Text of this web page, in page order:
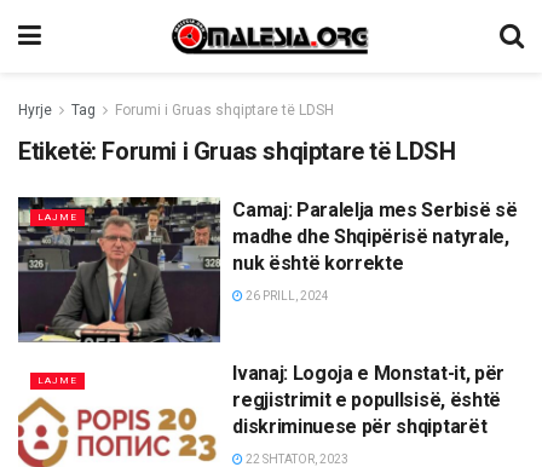
Hyrje Tag Forumi i Gruas shqiptare të LDSH
Etiketë: Forumi i Gruas shqiptare të LDSH
LAJME
Camaj: Paralelja mes Serbisë së
madhe dhe Shqipërisë natyrale,
nuk është korrekte
26 PRILL, 2024
LAJME
Ivanaj: Logoja e Monstat-it, për
regjistrimit e popullsisë, është
diskriminuese për shqiptarët
22 SHTATOR, 2023